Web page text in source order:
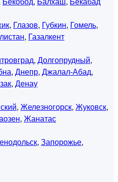
, Глазов, Губкин, Гомель,
, Газалкент
, Долгопрудный,
, Днепр, Джалал-Абад,
, Денау
, Железногорск, Жуковск,
, Жанатас
, Запорожье,